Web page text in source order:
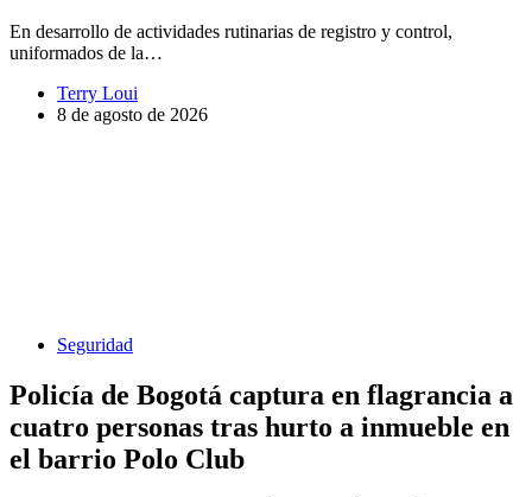
En desarrollo de actividades rutinarias de registro y control,
uniformados de la…
Terry Loui
8 de agosto de 2026
Seguridad
Policía de Bogotá captura en flagrancia a
cuatro personas tras hurto a inmueble en
el barrio Polo Club